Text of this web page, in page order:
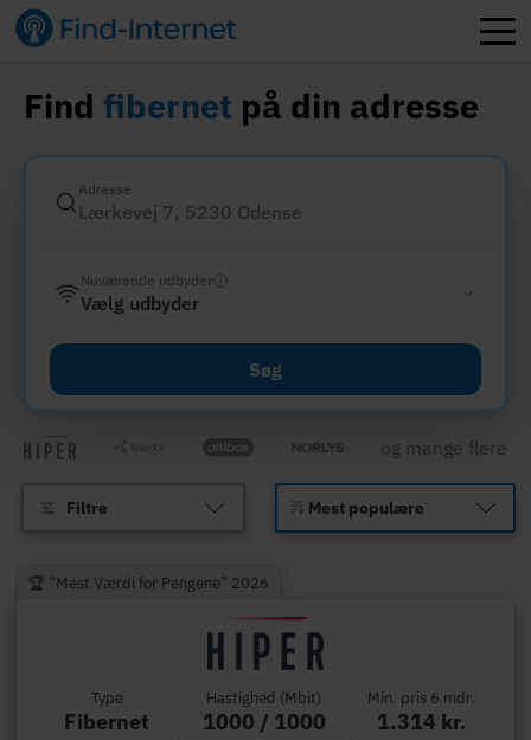
Find fibernet på din adresse
Adresse
Nuværende udbyder
Vælg udbyder
Søg
og mange flere
Filtre
🏆 “Mest Værdi for Pengene” 2026
Type
Fibernet
Hastighed (Mbit)
1000 / 1000
Min. pris 6 mdr.
1.314 kr.